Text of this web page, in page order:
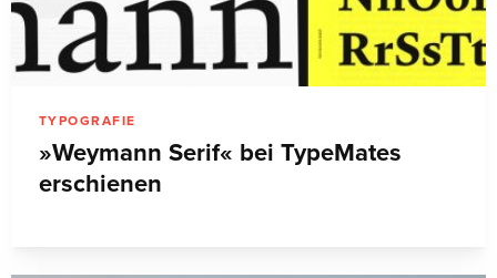
TYPOGRAFIE
»Weymann Serif« bei TypeMates
erschienen